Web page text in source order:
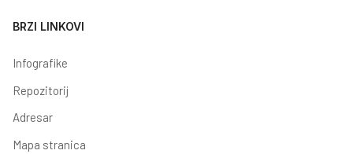
BRZI LINKOVI
Infografike
Repozitorij
Adresar
Mapa stranica